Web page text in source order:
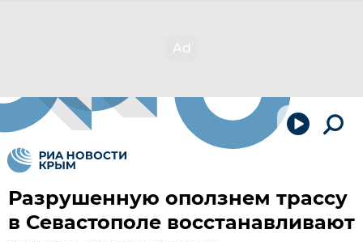
Разрушенную оползнем трассу
в Севастополе восстанавливают